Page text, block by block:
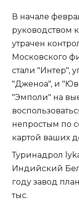
В начале
руководством
утрачен
Московского
стали "Интер",
"Дженоа", и
"Эмполи" на
непростым по
картой ваших
Туринадрол
Индийский
году завод
тыс.